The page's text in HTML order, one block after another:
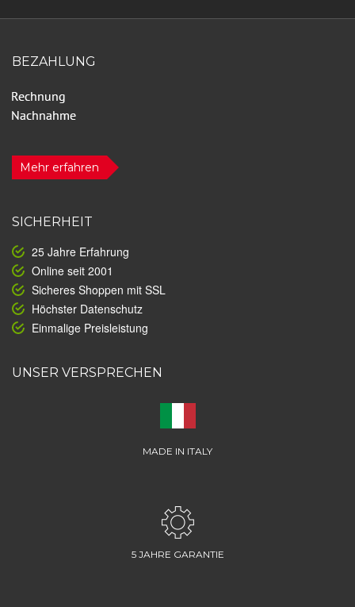
BEZAHLUNG
Mehr erfahren
SICHERHEIT
25 Jahre Erfahrung
Online seit 2001
Sicheres Shoppen mit SSL
Höchster Datenschutz
Einmalige Preisleistung
UNSER VERSPRECHEN
MADE IN ITALY
5 JAHRE GARANTIE